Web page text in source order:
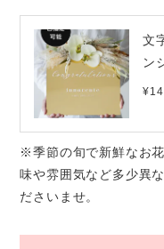
文
ン
※季節の旬で新鮮なお
味や雰囲気など多少異
ださいませ。